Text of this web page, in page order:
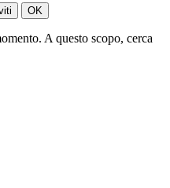
OK
A questo scopo, cerca